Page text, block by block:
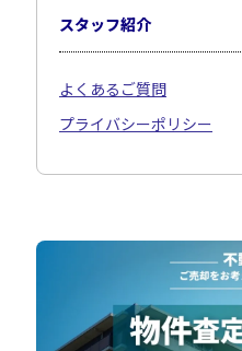
スタッフ紹介
よくあるご質問
プライバシーポリシー